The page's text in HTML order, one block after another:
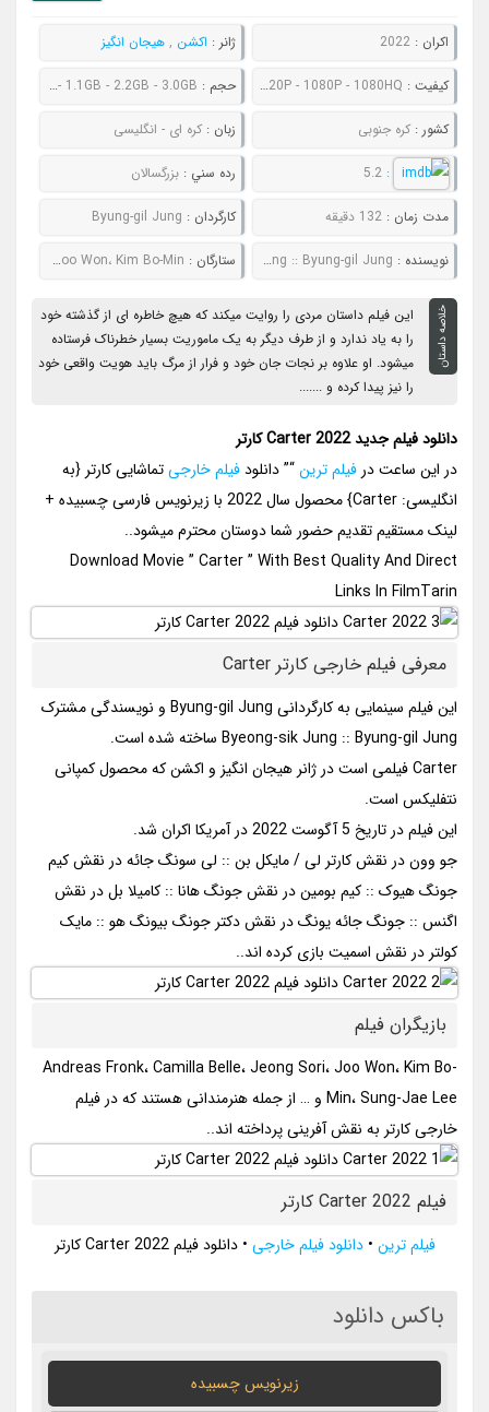
اکران :2022 ژانر : اکشن , هیجان انگیز
کيفيت : 480P - 720P - 1080P - 1080HQ حجم : 798MB - 1.1GB - 2.2GB - 3.0GB
کشور :کره جنوبی زبان : کره ای - انگلیسی
:
5.2 رده سني : بزرگسالان
مدت زمان :132 دقیقه کارگردان : Byung-gil Jung
نويسنده : Byeong-sik Jung :: Byung-gil Jung ستارگان : Andreas Fronk، Camilla Belle، Jeong Sori، Joo Won، Kim Bo-Min
خلاصه داستان
این فیلم داستان مردی را روایت میکند که هیچ خاطره ای از گذشته خود
را به یاد ندارد و از طرف دیگر به یک ماموریت بسیار خطرناک فرستاده
میشود. او علاوه بر نجات جان خود و فرار از مرگ باید هویت واقعی خود
را نیز پیدا کرده و .......
دانلود فیلم جدید Carter 2022 کارتر
در این ساعت درفیلم ترین“” دانلودفیلم خارجیتماشایی کارتر {به
انگلیسی: Carter} محصول سال 2022 با زیرنویس فارسی چسبیده +
لینک مستقیم تقدیم حضور شما دوستان محترم میشود..
Download Movie ” Carter ” With Best Quality And Direct
Links In FilmTarin
معرفی فیلم خارجی کارتر Carter
این فیلم سینمایی به کارگردانی Byung-gil Jung و نویسندگی مشترک
Byeong-sik Jung :: Byung-gil Jung ساخته شده است.
Carter فیلمی است در ژانر هیجان انگیز و اکشن که محصول کمپانی
نتفلیکس است.
این فیلم در تاریخ 5 آگوست 2022 در آمریکا اکران شد.
جو وون در نقش کارتر لی / مایکل بن :: لی سونگ جائه در نقش کیم
جونگ هیوک :: کیم بومین در نقش جونگ هانا :: کامیلا بل در نقش
اگنس :: جونگ جائه یونگ در نقش دکتر جونگ بیونگ هو :: مایک
کولتر در نقش اسمیت بازی کرده اند..
بازیگران فیلم
Andreas Fronk، Camilla Belle، Jeong Sori، Joo Won، Kim Bo-
Min، Sung-Jae Lee و … از جمله هنرمندانی هستند که در فیلم
خارجی کارتر به نقش آفرینی پرداخته اند..
فیلم Carter 2022 کارتر
فیلم ترین •دانلود فیلم خارجی •دانلود فیلم Carter 2022 کارتر
باکس دانلود
زیرنویس چسبیده